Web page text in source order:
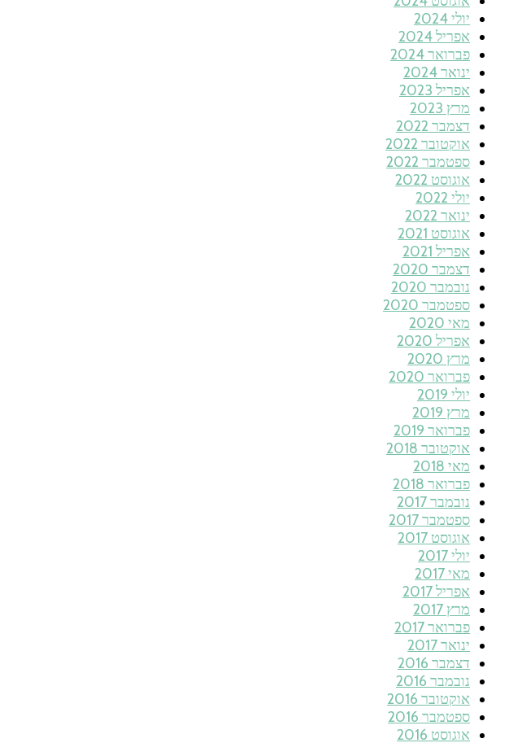
יולי 2024
אפריל 2024
פברואר 2024
ינואר 2024
אפריל 2023
מרץ 2023
דצמבר 2022
אוקטובר 2022
ספטמבר 2022
אוגוסט 2022
יולי 2022
ינואר 2022
אוגוסט 2021
אפריל 2021
דצמבר 2020
נובמבר 2020
ספטמבר 2020
מאי 2020
אפריל 2020
מרץ 2020
פברואר 2020
יולי 2019
מרץ 2019
פברואר 2019
אוקטובר 2018
מאי 2018
פברואר 2018
נובמבר 2017
ספטמבר 2017
אוגוסט 2017
יולי 2017
מאי 2017
אפריל 2017
מרץ 2017
פברואר 2017
ינואר 2017
דצמבר 2016
נובמבר 2016
אוקטובר 2016
ספטמבר 2016
אוגוסט 2016